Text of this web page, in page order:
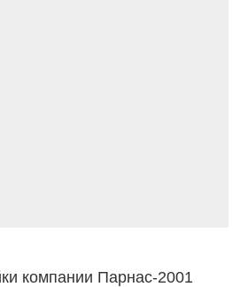
компании Парнас-2001